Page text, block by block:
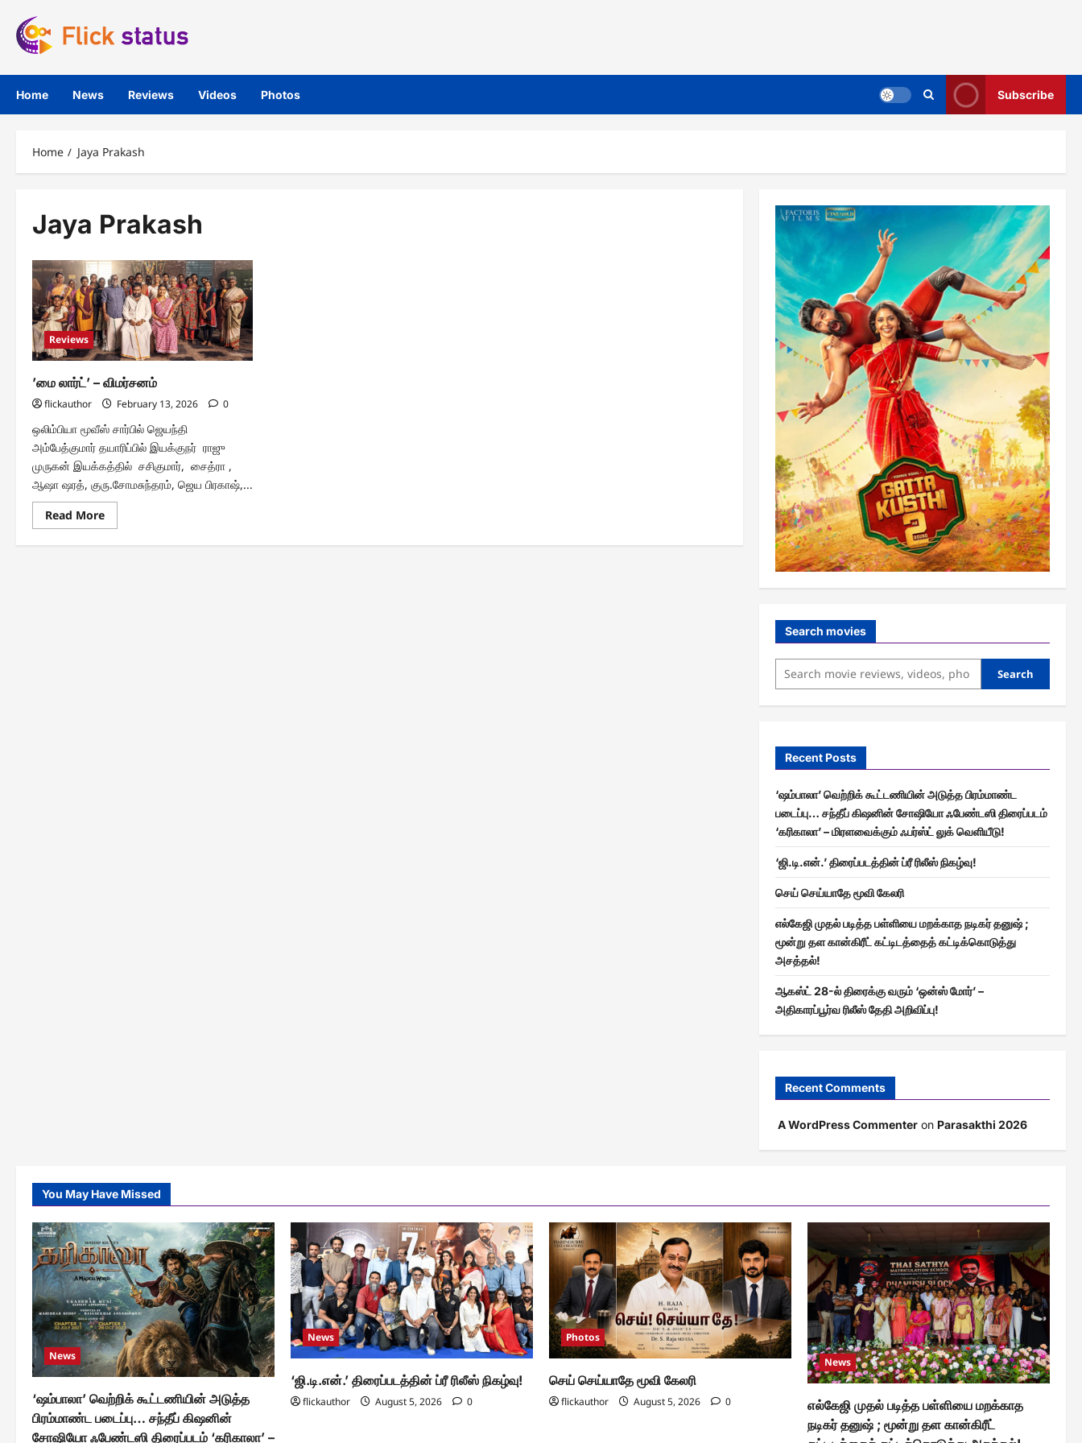
content
Home News Reviews Videos Photos Subscribe
Home Jaya Prakash
Jaya Prakash
Reviews
’மை லார்ட்’ – விமர்சனம்
flickauthor February 13, 2026 0
ஒலிம்பியா மூவீஸ் சார்பில் ஜெயந்தி
அம்பேத்குமார் தயாரிப்பில் இயக்குநர் ராஜு
முருகன் இயக்கத்தில் சசிகுமார், சைத்ரா ,
ஆஷா ஷரத், குரு.சோமசுந்தரம், ஜெய பிரகாஷ்,...
Read MoreRead
more
’மை
Search movies
Search
Recent Posts
‘ஷம்பாலா’ வெற்றிக் கூட்டணியின் அடுத்த பிரம்மாண்ட
படைப்பு… சந்தீப் கிஷனின் சோஷியோ ஃபேண்டஸி திரைப்படம்
‘கரிகாலா’ – மிரளவைக்கும் ஃபர்ஸ்ட் லுக் வெளியீடு!
‘ஜி.டி.என்.’ திரைப்படத்தின் ப்ரீ ரிலீஸ் நிகழ்வு!
செய் செய்யாதே மூவி கேலரி
எல்கேஜி முதல் படித்த பள்ளியை மறக்காத நடிகர் தனுஷ் ;
மூன்று தள கான்கிரீட் கட்டிடத்தைத் கட்டிக்கொடுத்து
அசத்தல்!
ஆகஸ்ட் 28-ல் திரைக்கு வரும் ‘ஒன்ஸ் மோர்’ –
அதிகாரப்பூர்வ ரிலீஸ் தேதி அறிவிப்பு!
Recent Comments
A WordPress Commenteron Parasakthi 2026
You May Have Missed
News
‘ஷம்பாலா’ வெற்றிக் கூட்டணியின் அடுத்த
பிரம்மாண்ட படைப்பு… சந்தீப் கிஷனின்
சோஷியோ ஃபேண்டஸி திரைப்படம் ‘கரிகாலா’ –
News
‘ஜி.டி.என்.’ திரைப்படத்தின் ப்ரீ ரிலீஸ் நிகழ்வு!
flickauthor August 5, 2026 0
Photos
செய் செய்யாதே மூவி கேலரி
flickauthor August 5, 2026 0
News
எல்கேஜி முதல் படித்த பள்ளியை மறக்காத
நடிகர் தனுஷ் ; மூன்று தள கான்கிரீட்